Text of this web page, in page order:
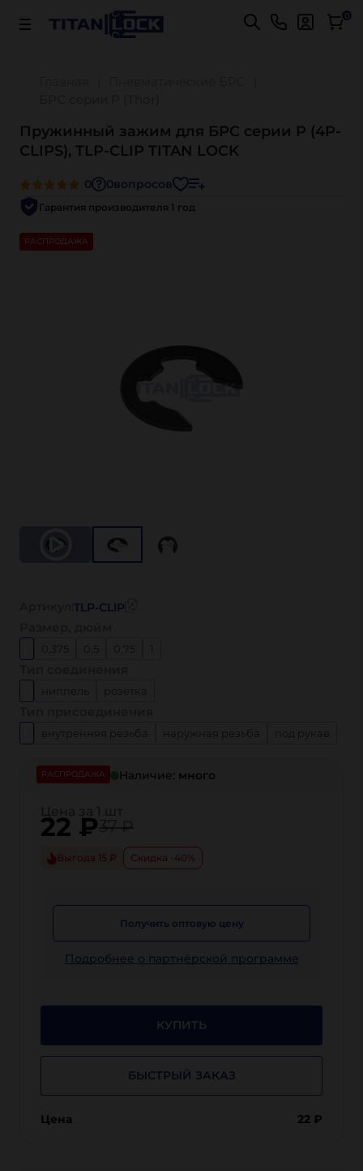
Важно! Для оплаты заказов Подробнее 0
Пружинный зажим для БРС серии P (4P-
CLIPS), TLP-CLIP TITAN LOCK
0 0вопросов
Гарантия производителя 1 год
РАСПРОДАЖА
РАСПРОДАЖА Наличие: много
22 ₽ 37 ₽
Выгода 15 ₽ Скидка -40%
Получить оптовую цену
Подробнее о партнёрской программе
КУПИТЬ
БЫСТРЫЙ ЗАКАЗ
Цена 22 ₽
TLP-CLIP
0,375 0,75
внутренняя резьба наружная резьба